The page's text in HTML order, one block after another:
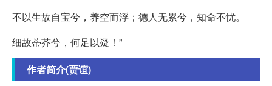
不以生故自宝兮，养空而浮；德人无累兮，知命不忧。
细故蒂芥兮，何足以疑！”
作者简介(贾谊)